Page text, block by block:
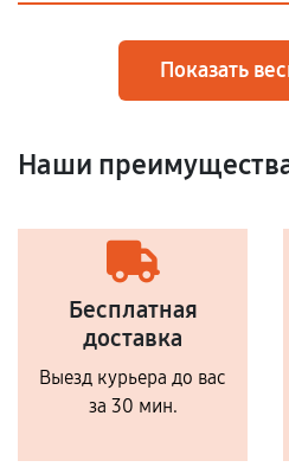
Показать
Наши
Бесплатная
доставка
Выезд курьера до вас
за 30 мин.